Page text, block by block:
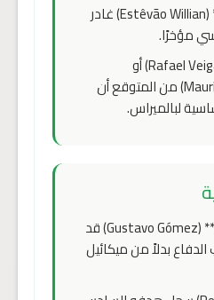
**إيستيفو ويليان** (Estêvão Willian) غادر
مؤخرًا.
**رافائيل فيجا** (Rafael Veiga) أو
**ماوريسيو** (Maurício) من المتوقع أن
لبالميراس.
**جوستافو جوميز** (Gustavo Gómez) قد
بدلاً من ميكائيل